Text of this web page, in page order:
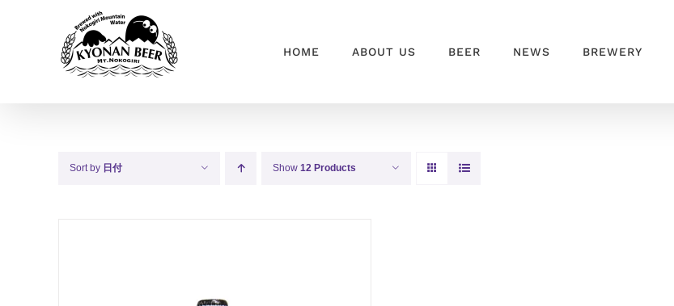
HOME ABOUT US BEER NEWS BREWERY
Sort by 日付 Show 12 Products